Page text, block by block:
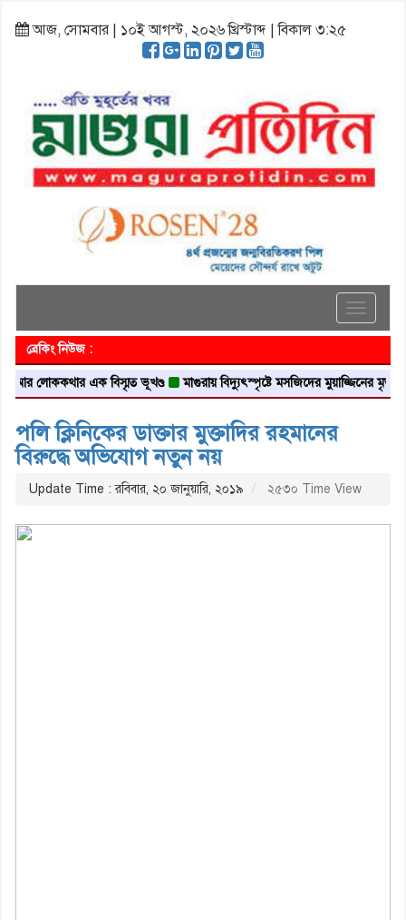
আজ, সোমবার | ১০ই আগস্ট, ২০২৬ খ্রিস্টাব্দ | বিকাল ৩:২৫
Toggle
ব্রেকিং নিউজ :
এক বিস্মৃত ভূখণ্ড মাগুরায় বিদ্যুৎস্পৃষ্টে মসজিদের মুয়াজ্জিনের মৃত্যু
পলি ক্লিনিকের ডাক্তার মুক্তাদির রহমানের
বিরুদ্ধে অভিযোগ নতুন নয়
Update Time : রবিবার, ২০ জানুয়ারি, ২০১৯ ২৫৩০ Time View